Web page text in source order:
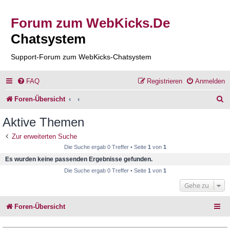
Forum zum WebKicks.De
Chatsystem
Support-Forum zum WebKicks-Chatsystem
FAQ Anmelden
Registrieren
Foren-Übersicht
Aktive Themen
Zur erweiterten Suche
Die Suche ergab 0 Treffer • Seite 1 von 1
Es wurden keine passenden Ergebnisse gefunden.
Die Suche ergab 0 Treffer • Seite 1 von 1
Gehe zu
Foren-Übersicht